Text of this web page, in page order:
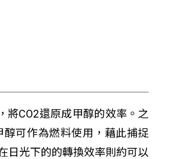
將CO2還原成甲醇的效率。之
可作為燃料使用，藉此捕捉
日光下的的轉換效率則約可以